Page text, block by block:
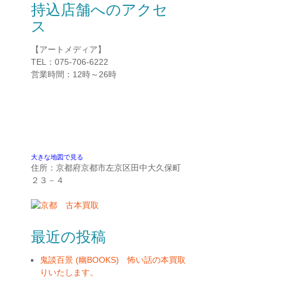
持込店舗へのアクセ
ス
【アートメディア】
TEL：075-706-6222
営業時間：12時～26時
大きな地図で見る
住所：京都府京都市左京区田中大久保町
２３－４
最近の投稿
鬼談百景 (幽BOOKS) 怖い話の本買取
りいたします。